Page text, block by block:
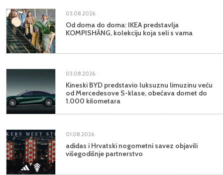
03.08.2026.
Od doma do doma: IKEA predstavlja
KOMPISHÄNG, kolekciju koja seli s vama
03.08.2026.
Kineski BYD predstavio luksuznu limuzinu veću
od Mercedesove S-klase, obećava domet do
1.000 kilometara
01.08.2026.
adidas i Hrvatski nogometni savez objavili
višegodišnje partnerstvo